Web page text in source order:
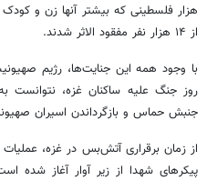
هزار فلسطینی که بیشتر آنها زن و
از ۱۴ هزار نفر مفقود الاثر شدند.
روز جنگ علیه ساکنان غزه، نتوانست
جنبش حماس و بازگرداندن اسیران
از زمان برقراری آتش‌بس در غزه،
پیکرهای شهدا از زیر آوار آغاز شده